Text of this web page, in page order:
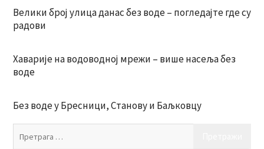
Велики број улица данас без воде – погледајте где су
радови
Хаварије на водоводној мрежи – више насеља без
воде
Без воде у Бресници, Станову и Баљковцу